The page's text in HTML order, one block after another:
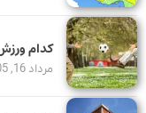
کدام
مرداد 16, 1405